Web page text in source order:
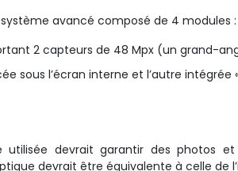
avancé composé de 4 modules :
2 capteurs de 48 Mpx (un grand-
sous l’écran interne et l’autre intégrée
utilisée devrait garantir des photos
devrait être équivalente à celle de